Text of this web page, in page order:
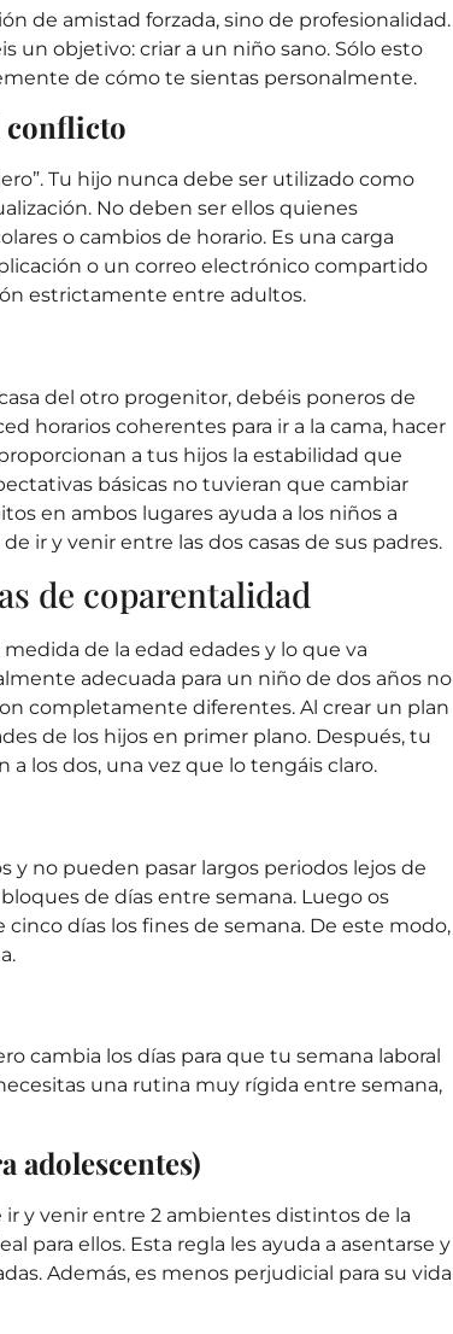
de amistad forzada, sino de profesionalidad.
un objetivo: criar a un niño sano. Sólo esto
de cómo te sientas personalmente.
conflicto
Tu hijo nunca debe ser utilizado como
No deben ser ellos quienes
o cambios de horario. Es una carga
o un correo electrónico compartido
estrictamente entre adultos.
del otro progenitor, debéis poneros de
horarios coherentes para ir a la cama, hacer
a tus hijos la estabilidad que
básicas no tuvieran que cambiar
en ambos lugares ayuda a los niños a
ir y venir entre las dos casas de sus padres.
de coparentalidad
medida de la edad edades y lo que va
adecuada para un niño de dos años no
completamente diferentes. Al crear un plan
de los hijos en primer plano. Después, tu
los dos, una vez que lo tengáis claro.
y no pueden pasar largos periodos lejos de
de días entre semana. Luego os
días los fines de semana. De este modo,
cambia los días para que tu semana laboral
una rutina muy rígida entre semana,
adolescentes)
y venir entre 2 ambientes distintos de la
para ellos. Esta regla les ayuda a asentarse y
Además, es menos perjudicial para su vida